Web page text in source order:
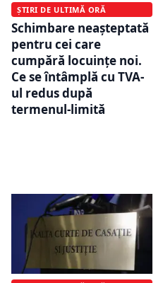
ȘTIRI DE ULTIMĂ ORĂ
Schimbare neașteptată
pentru cei care
cumpără locuințe noi.
Ce se întâmplă cu TVA-
ul redus după
termenul-limită